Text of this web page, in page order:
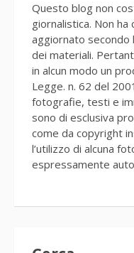
Questo blog non
giornalistica. Non
aggiornato secondo
dei materiali.
in alcun modo un
Legge. n. 62 del
fotografie, testi e
sono di esclusiva
come da copyright
l’utilizzo di alcuna
espressamente